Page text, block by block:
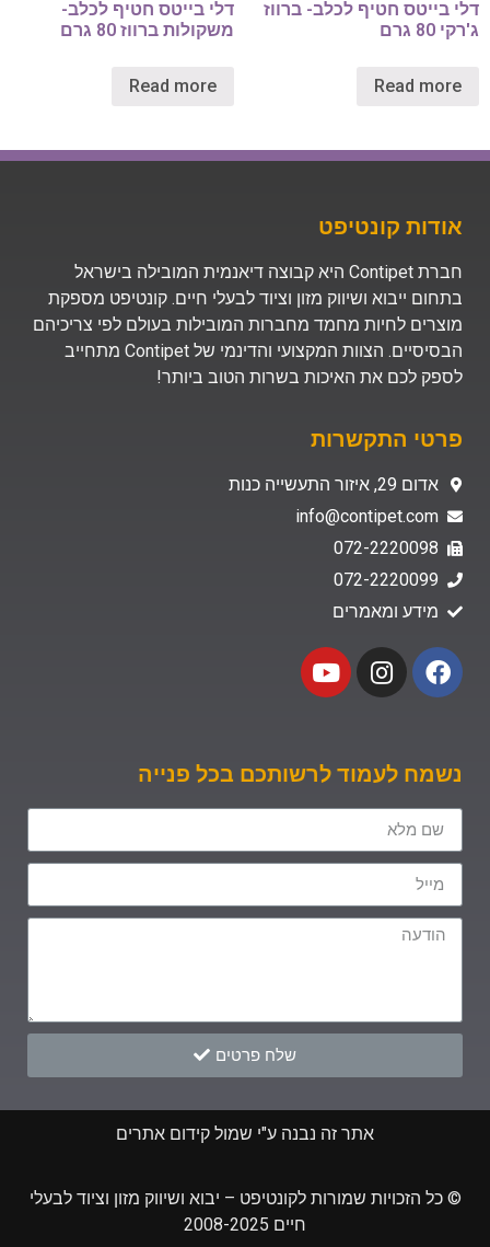
דלי בייטס חטיף לכלב- ברווז
ג'רקי 80 גרם
Read more
דלי בייטס חטיף לכלב-
משקולות ברווז 80 גרם
Read more
אודות קונטיפט
חברת Contipet היא קבוצה דיאנמית המובילה בישראל
בתחום ייבוא ושיווק מזון וציוד לבעלי חיים. קונטיפט מספקת
מוצרים לחיות מחמד מחברות המובילות בעולם לפי צריכיהם
הבסיסיים. הצוות המקצועי והדינמי של Contipet מתחייב
לספק לכם את האיכות בשרות הטוב ביותר!
פרטי התקשרות
אדום 29, איזור התעשייה כנות
info@contipet.com
072-2220098
072-2220099
מידע ומאמרים
נשמח לעמוד לרשותכם בכל פנייה
שלח פרטים
אתר זה נבנה ע"י שמול קידום אתרים
© כל הזכויות שמורות לקונטיפט – יבוא ושיווק מזון וציוד לבעלי
חיים 2008-2025